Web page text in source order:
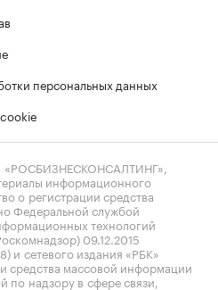
персональных данных
информационного
о регистрации средства
Федеральной службой
технологий
09.12.2015
сетевого издания «РБК»
средства массовой информации
по надзору в сфере связи,